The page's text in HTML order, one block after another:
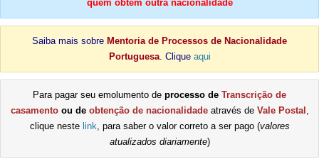
quem obtém outra nacionalidade
Saiba mais sobre Mentoria de Processos de Nacionalidade
Portuguesa. Clique aqui
Para pagar seu emolumento de processo de Transcrição de
casamentoou de obtenção de nacionalidadeatravés de Vale Postal ,
clique neste link, para saber o valor correto a ser pago (valores
atualizados diariamente)